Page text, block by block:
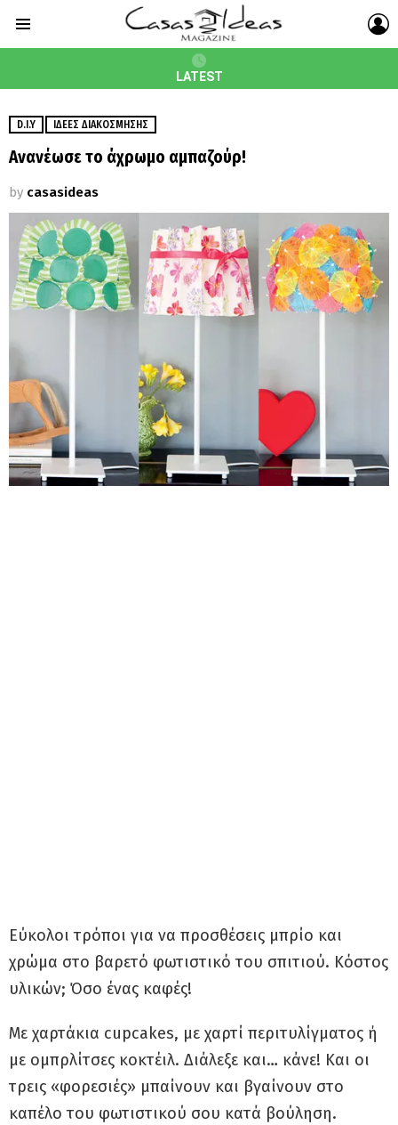
LATEST
D.I.Y ΙΔΈΕΣ ΔΙΑΚΌΣΜΗΣΗΣ
Ανανέωσε το άχρωμο αμπαζούρ!
by casasideas
Eύκολοι τρόποι για να προσθέσεις μπρίο και
χρώμα στο βαρετό φωτιστικό του σπιτιού. Κόστος
υλικών; Όσο ένας καφές!
Με χαρτάκια cupcakes, με χαρτί περιτυλίγματος ή
με ομπρλίτσες κοκτέιλ. Διάλεξε και… κάνε! Και οι
τρεις «φορεσιές» μπαίνουν και βγαίνουν στο
καπέλο του φωτιστικού σου κατά βούληση.